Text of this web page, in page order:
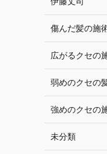
傷んだ髪の施
広がるクセの
弱めのクセの
強めのクセの
未分類